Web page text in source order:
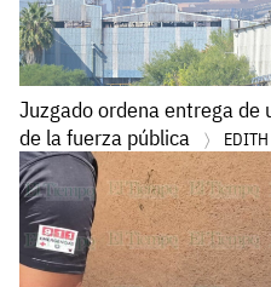
Juzgado ordena entrega de
de la fuerza pública